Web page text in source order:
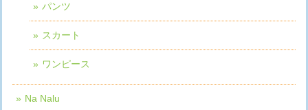
パンツ
スカート
ワンピース
Na Nalu